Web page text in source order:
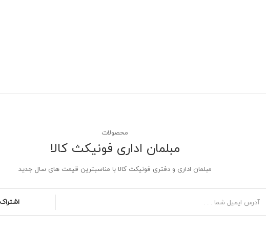
محصولات
مبلمان اداری فونیکث کالا
مبلمان اداری و دفتری فونیکث کالا با مناسبترین قیمت های سال جدید